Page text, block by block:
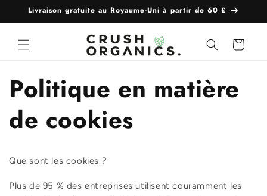
passer
au
Livraison gratuite au Royaume-Uni à partir de 60 £
Panier
Politique en matière
de cookies
Que sont les cookies ?
Plus de 95 % des entreprises utilisent couramment les